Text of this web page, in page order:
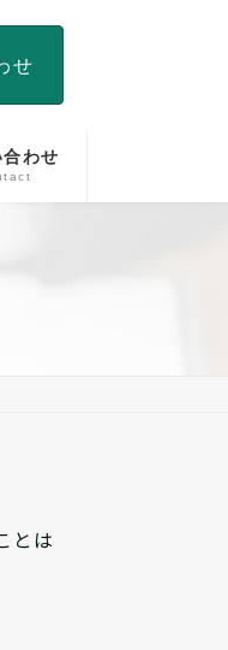
せ
わせ
とは